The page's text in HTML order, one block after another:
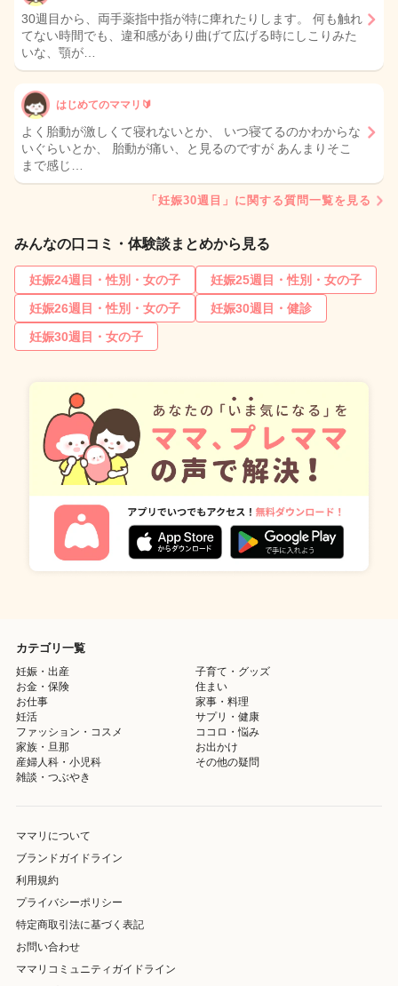
30週目から、両手薬指中指が特に痺れたりします。 何も触れ
てない時間でも、違和感があり曲げて広げる時にしこりみた
いな、顎が…
はじめてのママリ🔰
よく胎動が激しくて寝れないとか、 いつ寝てるのかわからな
いぐらいとか、 胎動が痛い、と見るのですが あんまりそこ
まで感じ…
「妊娠30週目」に関する質問一覧を見る
みんなの口コミ・体験談まとめから見る
妊娠24週目・性別・女の子
妊娠25週目・性別・女の子
妊娠26週目・性別・女の子
妊娠30週目・健診
妊娠30週目・女の子
カテゴリ一覧
妊娠・出産
子育て・グッズ
お金・保険
住まい
お仕事
家事・料理
妊活
サプリ・健康
ファッション・コスメ
ココロ・悩み
家族・旦那
お出かけ
産婦人科・小児科
その他の疑問
雑談・つぶやき
ママリについて
ブランドガイドライン
利用規約
プライバシーポリシー
特定商取引法に基づく表記
お問い合わせ
ママリコミュニティガイドライン